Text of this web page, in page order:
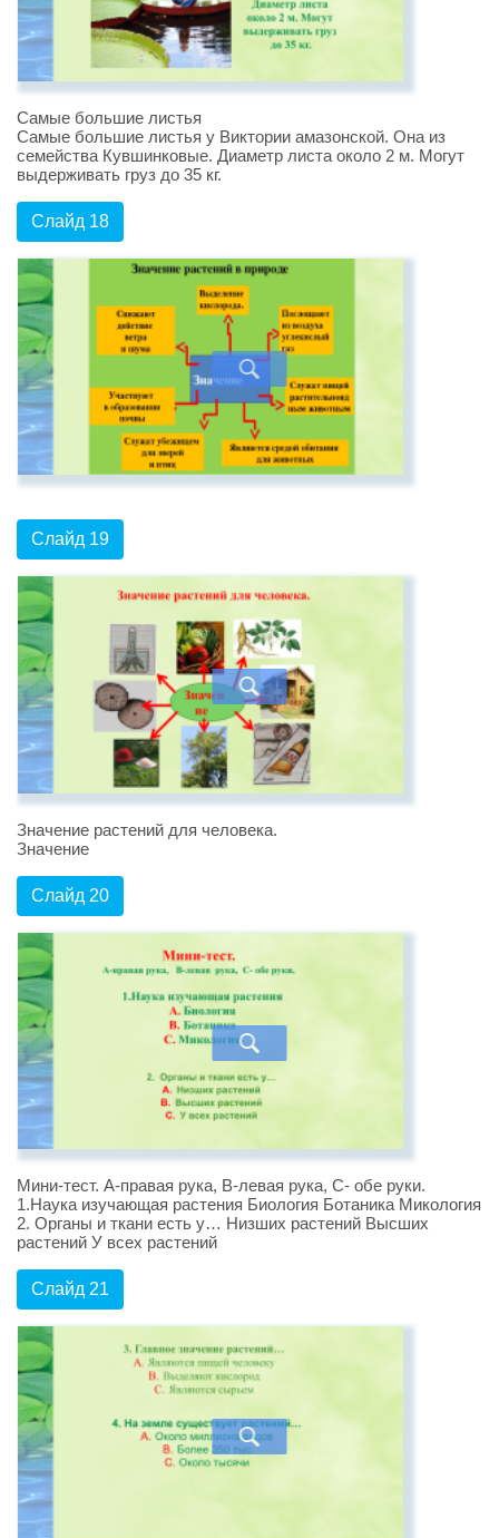
Самые большие листья
Самые большие листья у Виктории амазонской. Она из
семейства Кувшинковые. Диаметр листа около 2 м. Могут
выдерживать груз до 35 кг.
Слайд 18
Слайд 19
Значение растений для человека.
Значение
Слайд 20
Мини-тест. А-правая рука, В-левая рука, С- обе руки.
1.Наука изучающая растения Биология Ботаника Микология
2. Органы и ткани есть у… Низших растений Высших
растений У всех растений
Слайд 21